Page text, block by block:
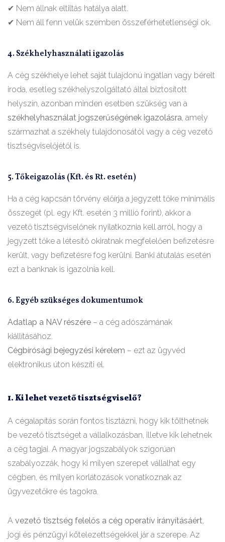
✔ Nem állnak eltiltás hatálya alatt.
✔ Nem áll fenn velük szemben összeférhetetlenségi ok.
4. Székhelyhasználati igazolás
A cég székhelye lehet saját tulajdonú ingatlan vagy bérelt
iroda, esetleg székhelyszolgáltató által biztosított
helyszín, azonban minden esetben szükség van a
székhelyhasználat jogszerűségének igazolásra, amely
származhat a székhely tulajdonosától vagy a cég vezető
tisztségviselőjétől is.
5. Tőkeigazolás (Kft. és Rt. esetén)
Ha a cég kapcsán törvény előírja a jegyzett tőke minimális
összegét (pl. egy Kft. esetén 3 millió forint), akkor a
vezető tisztségviselőnek nyilatkoznia kell arról, hogy a
jegyzett tőke a létesítő okiratnak megfelelően befizetésre
került, vagy befizetésre fog kerülni. Banki átutalás esetén
ezt a banknak is igazolnia kell.
6. Egyéb szükséges dokumentumok
Adatlap a NAV részére – a cég adószámának
kiállításához.
Cégbírósági bejegyzési kérelem – ezt az ügyvéd
elektronikus úton készíti el.
1. Ki lehet vezető tisztségviselő?
A cégalapítás során fontos tisztázni, hogy kik tölthetnek
be vezető tisztséget a vállalkozásban, illetve kik lehetnek
a cég tagjai. A magyar jogszabályok szigorúan
szabályozzák, hogy ki milyen szerepet vállalhat egy
cégben, és milyen korlátozások vonatkoznak az
ügyvezetőkre és tagokra.
Avezető tisztség felelős a cég operatív irányításáért,
jogi és pénzügyi kötelezettségekkel jár a szerepe. Az